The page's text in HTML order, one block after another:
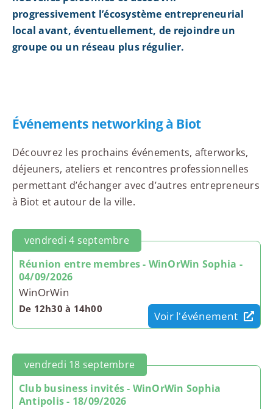
progressivement l’écosystème entrepreneurial
local avant, éventuellement, de rejoindre un
groupe ou un réseau plus régulier.
Événements networking à Biot
Découvrez les prochains événements, afterworks,
déjeuners, ateliers et rencontres professionnelles
permettant d’échanger avec d’autres entrepreneurs
à Biot et autour de la ville.
vendredi 4 septembre
Réunion entre membres - WinOrWin Sophia -
04/09/2026
WinOrWin
De 12h30 à 14h00
Voir l'événement
vendredi 18 septembre
Club business invités - WinOrWin Sophia
Antipolis - 18/09/2026